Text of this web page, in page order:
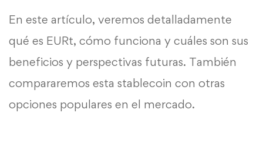
En este artículo, veremos detalladamente
qué es EURt, cómo funciona y cuáles son sus
beneficios y perspectivas futuras. También
compararemos esta stablecoin con otras
opciones populares en el mercado.